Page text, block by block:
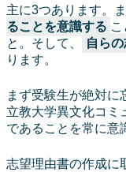
主に3つあります。ま
ることを意識する こ
と。そして、
自ら
ります。
まず受験生が絶対に
立教大学異文化コミ
であることを常に意
志望理由書の作成に